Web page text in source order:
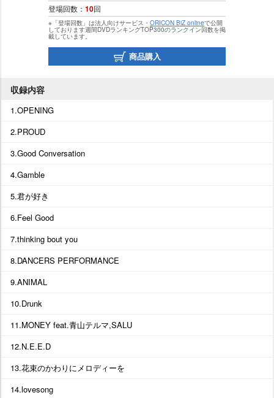
登場回数： 10回
※「登場回数」は法人向けサービス・ ORICON BiZ onlineで公開
しております週間DVDランキングTOP300のランクイン回数を掲
載しています。
商品購入
収録内容
1.OPENING
2.PROUD
3.Good Conversation
4.Gamble
5.君が好き
6.Feel Good
7.thinking bout you
8.DANCERS PERFORMANCE
9.ANIMAL
10.Drunk
11.MONEY feat.青山テルマ,SALU
12.N.E.E.D
13.花束のかわりにメロディーを
14.lovesong